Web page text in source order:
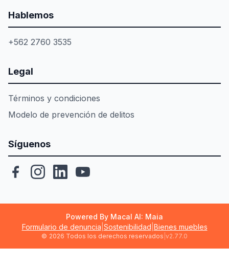
Hablemos
+562 2760 3535
Legal
Términos y condiciones
Modelo de prevención de delitos
Síguenos
Powered By Macal AI: Maia
Formulario de denuncia Sostenibilidad Bienes muebles
© 2026 Todos los derechos reservados v2.77.0